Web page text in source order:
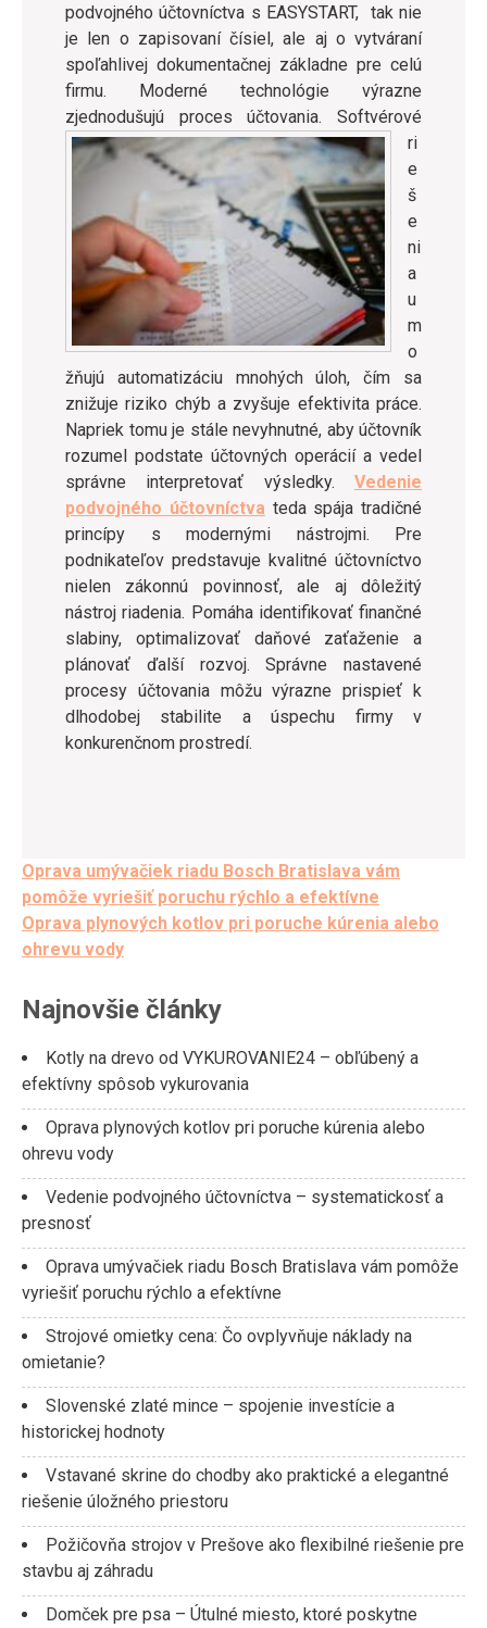
podvojného účtovníctva s EASYSTART, tak nie
je len o zapisovaní čísiel, ale aj o vytváraní
spoľahlivej dokumentačnej základne pre celú
firmu. Moderné technológie výrazne
zjednodušujú proces účtovania. Softvérové
ri
e
š
e
ni
a
u
m
o
žňujú automatizáciu mnohých úloh, čím sa
znižuje riziko chýb a zvyšuje efektivita práce.
Napriek tomu je stále nevyhnutné, aby účtovník
rozumel podstate účtovných operácií a vedel
správne interpretovať výsledky. Vedenie
podvojného účtovníctva teda spája tradičné
princípy s modernými nástrojmi. Pre
podnikateľov predstavuje kvalitné účtovníctvo
nielen zákonnú povinnosť, ale aj dôležitý
nástroj riadenia. Pomáha identifikovať finančné
slabiny, optimalizovať daňové zaťaženie a
plánovať ďalší rozvoj. Správne nastavené
procesy účtovania môžu výrazne prispieť k
dlhodobej stabilite a úspechu firmy v
konkurenčnom prostredí.
Post
navigation
Oprava umývačiek riadu Bosch Bratislava vám
pomôže vyriešiť poruchu rýchlo a efektívne
Oprava plynových kotlov pri poruche kúrenia alebo
ohrevu vody
Najnovšie články
Kotly na drevo od VYKUROVANIE24 – obľúbený a
efektívny spôsob vykurovania
Oprava plynových kotlov pri poruche kúrenia alebo
ohrevu vody
Vedenie podvojného účtovníctva – systematickosť a
presnosť
Oprava umývačiek riadu Bosch Bratislava vám pomôže
vyriešiť poruchu rýchlo a efektívne
Strojové omietky cena: Čo ovplyvňuje náklady na
omietanie?
Slovenské zlaté mince – spojenie investície a
historickej hodnoty
Vstavané skrine do chodby ako praktické a elegantné
riešenie úložného priestoru
Požičovňa strojov v Prešove ako flexibilné riešenie pre
stavbu aj záhradu
Domček pre psa – Útulné miesto, ktoré poskytne